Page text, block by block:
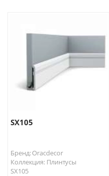
В КОРЗИНУ
SX105
Бренд: Oracdecor
Коллекция: Плинтусы
SX105